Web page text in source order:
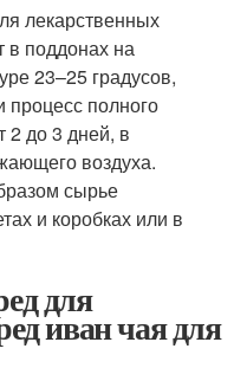
лекарственных
в поддонах на
23–25 градусов,
полного
2 до 3 дней, в
воздуха.
сырье
и коробках или в
для
иван чая для